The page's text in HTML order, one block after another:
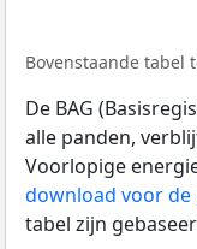
Bovenstaande tabel
De BAG
alle panden,
Voorlopige
download voor de
tabel zijn